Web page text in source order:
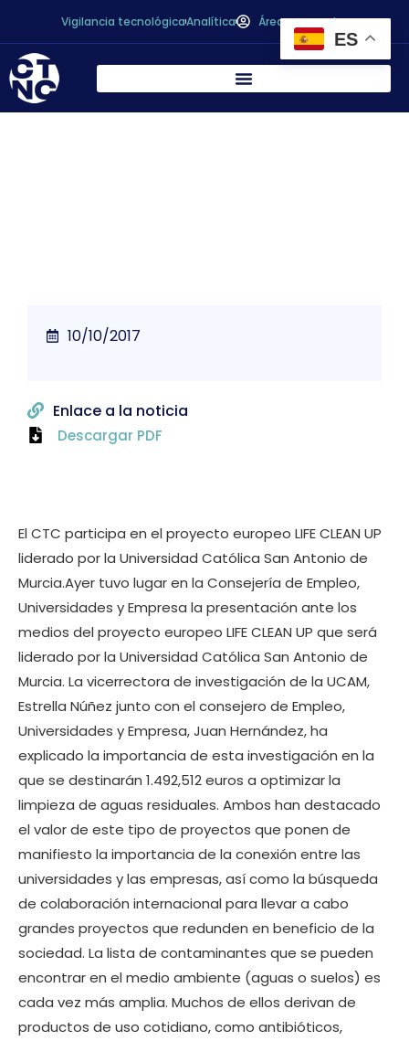
Vigilancia tecnológicaAnalítica Área personal
El CTC participa en el proyecto europeo LIFE CLEAN UP
liderado por la Universidad Católica San Antonio de
Murcia.Ayer tuvo lugar en la Consejería de Empleo,
Universidades y Empresa la presentación ante los
medios del proyecto europeo LIFE CLEAN UP que será
liderado por la Universidad Católica San Antonio de
Murcia. La vicerrectora de investigación de la UCAM,
Estrella Núñez junto con el consejero de Empleo,
Universidades y Empresa, Juan Hernández, ha
explicado la importancia de esta investigación en la
que se destinarán 1.492,512 euros a optimizar la
limpieza de aguas residuales. Ambos han destacado
el valor de este tipo de proyectos que ponen de
manifiesto la importancia de la conexión entre las
universidades y las empresas, así como la búsqueda
de colaboración internacional para llevar a cabo
grandes proyectos que redunden en beneficio de la
sociedad. La lista de contaminantes que se pueden
encontrar en el medio ambiente (aguas o suelos) es
cada vez más amplia. Muchos de ellos derivan de
productos de uso cotidiano, como antibióticos,
10/10/2017
Enlace a la noticia
Descargar PDF
ES